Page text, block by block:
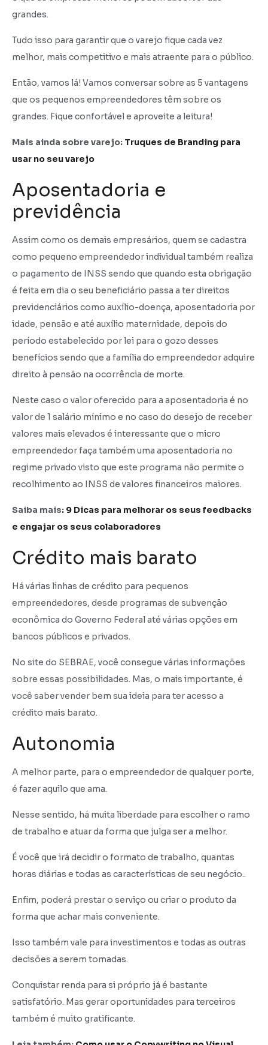
grandes.
Tudo isso para garantir que o varejo fique cada vez
melhor, mais competitivo e mais atraente para o público.
Então, vamos lá! Vamos conversar sobre as 5 vantagens
que os pequenos empreendedores têm sobre os
grandes. Fique confortável e aproveite a leitura!
Mais ainda sobre varejo: Truques de Branding para
usar no seu varejo
Aposentadoria e
previdência
Assim como os demais empresários, quem se cadastra
como pequeno empreendedor individual também realiza
o pagamento de INSS sendo que quando esta obrigação
é feita em dia o seu beneficiário passa a ter direitos
previdenciários como auxílio-doença, aposentadoria por
idade, pensão e até auxílio maternidade, depois do
período estabelecido por lei para o gozo desses
benefícios sendo que a família do empreendedor adquire
direito à pensão na ocorrência de morte.
Neste caso o valor oferecido para a aposentadoria é no
valor de 1 salário mínimo e no caso do desejo de receber
valores mais elevados é interessante que o micro
empreendedor faça também uma aposentadoria no
regime privado visto que este programa não permite o
recolhimento ao INSS de valores financeiros maiores.
Saiba mais: 9 Dicas para melhorar os seus feedbacks
e engajar os seus colaboradores
Crédito mais barato
Há várias linhas de crédito para pequenos
empreendedores, desde programas de subvenção
econômica do Governo Federal até várias opções em
bancos públicos e privados.
No site do SEBRAE, você consegue várias informações
sobre essas possibilidades. Mas, o mais importante, é
você saber vender bem sua ideia para ter acesso a
crédito mais barato.
Autonomia
A melhor parte, para o empreendedor de qualquer porte,
é fazer aquilo que ama.
Nesse sentido, há muita liberdade para escolher o ramo
de trabalho e atuar da forma que julga ser a melhor.
É você que irá decidir o formato de trabalho, quantas
horas diárias e todas as características de seu negócio..
Enfim, poderá prestar o serviço ou criar o produto da
forma que achar mais conveniente.
Isso também vale para investimentos e todas as outras
decisões a serem tomadas.
Conquistar renda para si próprio já é bastante
satisfatório. Mas gerar oportunidades para terceiros
também é muito gratificante.